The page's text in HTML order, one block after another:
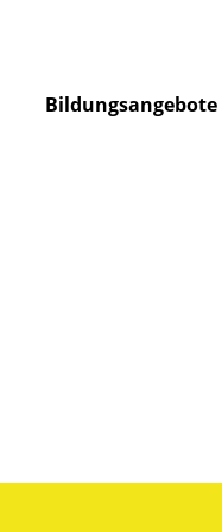
Bildungsangebote